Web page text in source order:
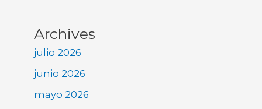
Archives
julio 2026
junio 2026
mayo 2026